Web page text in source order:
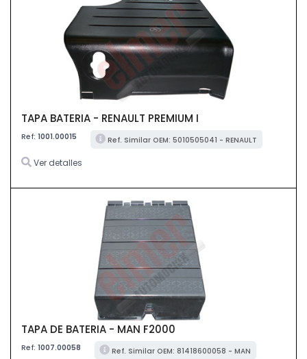
TAPA BATERIA - RENAULT PREMIUM I
Ref: 1001.00015 Ref. Similar OEM: 5010505041 - RENAULT
Ver detalles
TAPA DE BATERIA - MAN F2000
Ref: 1007.00058 Ref. Similar OEM: 81418600058 - MAN